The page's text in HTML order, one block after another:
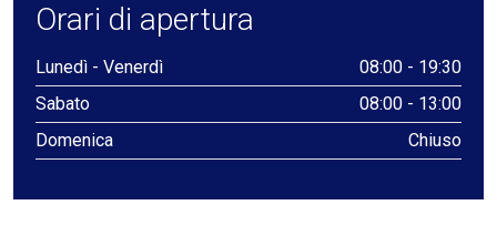
Orari di apertura
Lunedì - Venerdì
08:00 - 19:30
Sabato
08:00 - 13:00
Domenica
Chiuso